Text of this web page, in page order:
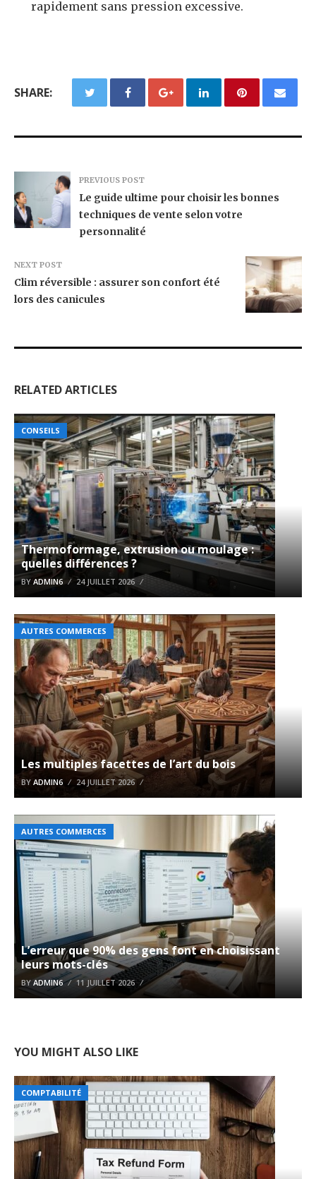
rapidement sans pression excessive.
SHARE:
PREVIOUS POST
Le guide ultime pour choisir les bonnes
techniques de vente selon votre
personnalité
NEXT POST
Clim réversible : assurer son confort été
lors des canicules
RELATED ARTICLES
CONSEILS
Thermoformage, extrusion ou moulage :
quelles différences ?
BY ADMIN6 24 JUILLET 2026
AUTRES COMMERCES
Les multiples facettes de l’art du bois
BY ADMIN6 24 JUILLET 2026
AUTRES COMMERCES
L’erreur que 90% des gens font en choisissant
leurs mots-clés
BYADMIN6 11 JUILLET 2026
YOU MIGHT ALSO LIKE
COMPTABILITÉ